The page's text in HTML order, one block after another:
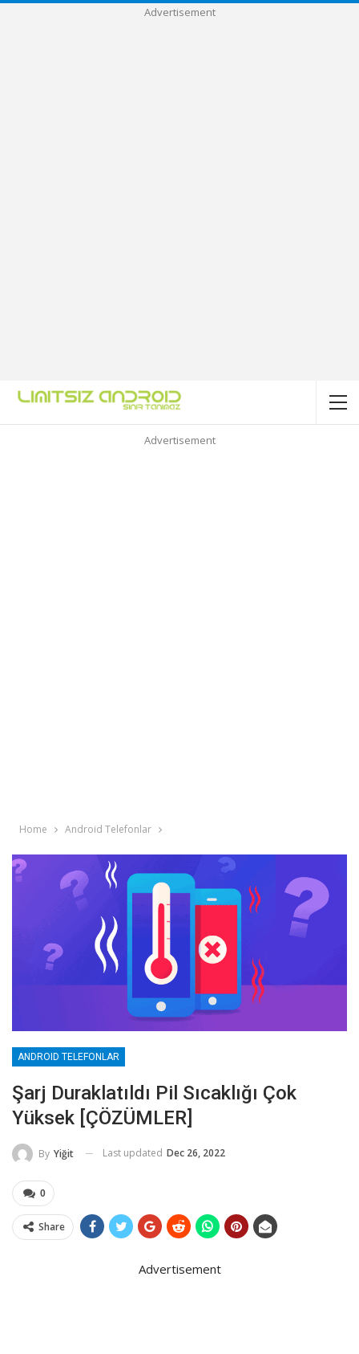
Advertisement
Advertisement
Home Android Telefonlar
ANDROID TELEFONLAR
Şarj Duraklatıldı Pil Sıcaklığı Çok
Yüksek [ÇÖZÜMLER]
By Yiğit Last updated Dec 26, 2022
0
Share
Advertisement